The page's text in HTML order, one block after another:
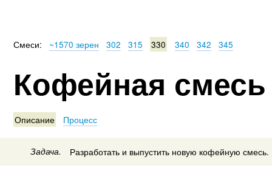
Смеси: ~1570 зерен 302 315 330 340 342 345
Кофейная
Описание Процесс
Задача. Разработать и выпустить новую кофейную смесь.